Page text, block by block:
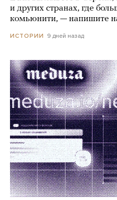
и других странах, где
комьюнити, — напишите
ИСТОРИИ 9 дней назад